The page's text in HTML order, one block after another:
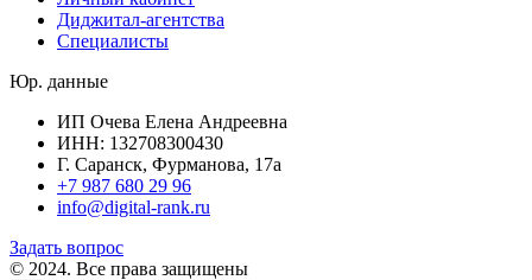
Диджитал-агентства
Специалисты
Юр. данные
ИП Очева Елена Андреевна
ИНН: 132708300430
Г. Саранск, Фурманова, 17а
+7 987 680 29 96
info@digital-rank.ru
Задать вопрос
© 2024. Все права защищены